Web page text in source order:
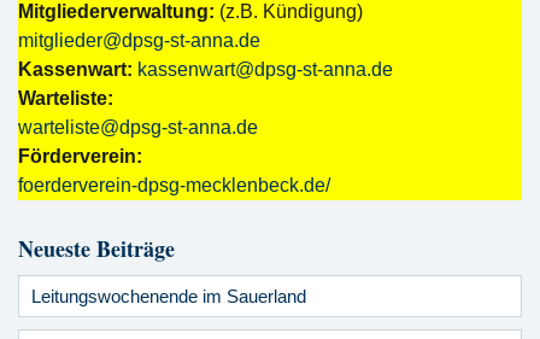
Mitgliederverwaltung: (z.B. Kündigung)
mitglieder@dpsg-st-anna.de
Kassenwart: kassenwart@dpsg-st-anna.de
Warteliste:
warteliste@dpsg-st-anna.de
Förderverein:
foerderverein-dpsg-mecklenbeck.de/
Neueste Beiträge
Leitungswochenende im Sauerland